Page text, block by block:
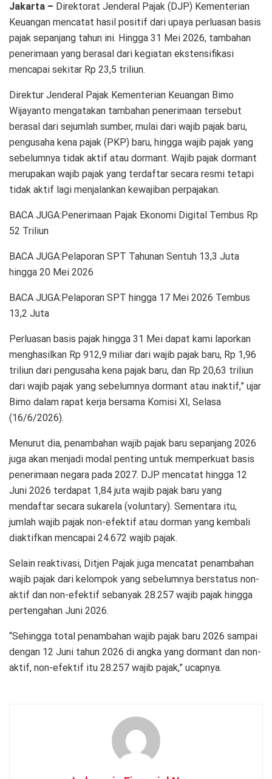
Jakarta – Direktorat Jenderal Pajak (DJP) Kementerian
Keuangan mencatat hasil positif dari upaya perluasan basis
pajak sepanjang tahun ini. Hingga 31 Mei 2026, tambahan
penerimaan yang berasal dari kegiatan ekstensifikasi
mencapai sekitar Rp 23,5 triliun.
Direktur Jenderal Pajak Kementerian Keuangan Bimo
Wijayanto mengatakan tambahan penerimaan tersebut
berasal dari sejumlah sumber, mulai dari wajib pajak baru,
pengusaha kena pajak (PKP) baru, hingga wajib pajak yang
sebelumnya tidak aktif atau dormant. Wajib pajak dormant
merupakan wajib pajak yang terdaftar secara resmi tetapi
tidak aktif lagi menjalankan kewajiban perpajakan.
BACA JUGA:Penerimaan Pajak Ekonomi Digital Tembus Rp
52 Triliun
BACA JUGA:Pelaporan SPT Tahunan Sentuh 13,3 Juta
hingga 20 Mei 2026
BACA JUGA:Pelaporan SPT hingga 17 Mei 2026 Tembus
13,2 Juta
Perluasan basis pajak hingga 31 Mei dapat kami laporkan
menghasilkan Rp 912,9 miliar dari wajib pajak baru, Rp 1,96
triliun dari pengusaha kena pajak baru, dan Rp 20,63 triliun
dari wajib pajak yang sebelumnya dormant atau inaktif,” ujar
Bimo dalam rapat kerja bersama Komisi XI, Selasa
(16/6/2026).
Menurut dia, penambahan wajib pajak baru sepanjang 2026
juga akan menjadi modal penting untuk memperkuat basis
penerimaan negara pada 2027. DJP mencatat hingga 12
Juni 2026 terdapat 1,84 juta wajib pajak baru yang
mendaftar secara sukarela (voluntary). Sementara itu,
jumlah wajib pajak non-efektif atau dorman yang kembali
diaktifkan mencapai 24.672 wajib pajak.
Selain reaktivasi, Ditjen Pajak juga mencatat penambahan
wajib pajak dari kelompok yang sebelumnya berstatus non-
aktif dan non-efektif sebanyak 28.257 wajib pajak hingga
pertengahan Juni 2026.
“Sehingga total penambahan wajib pajak baru 2026 sampai
dengan 12 Juni tahun 2026 di angka yang dormant dan non-
aktif, non-efektif itu 28.257 wajib pajak,” ucapnya.